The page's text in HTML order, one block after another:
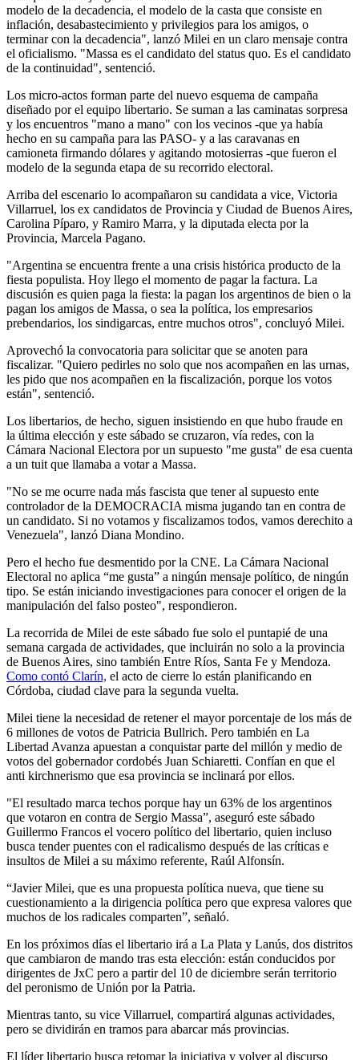
modelo de la decadencia, el modelo de la casta que consiste en
inflación, desabastecimiento y privilegios para los amigos, o
terminar con la decadencia", lanzó Milei en un claro mensaje contra
el oficialismo. "Massa es el candidato del status quo. Es el candidato
de la continuidad", sentenció.
Los micro-actos forman parte del nuevo esquema de campaña
diseñado por el equipo libertario. Se suman a las caminatas sorpresa
y los encuentros "mano a mano" con los vecinos -que ya había
hecho en su campaña para las PASO- y a las caravanas en
camioneta firmando dólares y agitando motosierras -que fueron el
modelo de la segunda etapa de su recorrido electoral.
Arriba del escenario lo acompañaron su candidata a vice, Victoria
Villarruel, los ex candidatos de Provincia y Ciudad de Buenos Aires,
Carolina Píparo, y Ramiro Marra, y la diputada electa por la
Provincia, Marcela Pagano.
"Argentina se encuentra frente a una crisis histórica producto de la
fiesta populista. Hoy llego el momento de pagar la factura. La
discusión es quien paga la fiesta: la pagan los argentinos de bien o la
pagan los amigos de Massa, o sea la política, los empresarios
prebendarios, los sindigarcas, entre muchos otros", concluyó Milei.
Aprovechó la convocatoria para solicitar que se anoten para
fiscalizar. "Quiero pedirles no solo que nos acompañen en las urnas,
les pido que nos acompañen en la fiscalización, porque los votos
están", sentenció.
Los libertarios, de hecho, siguen insistiendo en que hubo fraude en
la última elección y este sábado se cruzaron, vía redes, con la
Cámara Nacional Electora por un supuesto "me gusta" de esa cuenta
a un tuit que llamaba a votar a Massa.
"No se me ocurre nada más fascista que tener al supuesto ente
controlador de la DEMOCRACIA misma jugando tan en contra de
un candidato. Si no votamos y fiscalizamos todos, vamos derechito a
Venezuela", lanzó Diana Mondino.
Pero el hecho fue desmentido por la CNE. La Cámara Nacional
Electoral no aplica “me gusta” a ningún mensaje político, de ningún
tipo. Se están iniciando investigaciones para conocer el origen de la
manipulación del falso posteo", respondieron.
La recorrida de Milei de este sábado fue solo el puntapié de una
semana cargada de actividades, que incluirán no solo a la provincia
de Buenos Aires, sino también Entre Ríos, Santa Fe y Mendoza.
Como contó Clarín, el acto de cierre lo están planificando en
Córdoba, ciudad clave para la segunda vuelta.
Milei tiene la necesidad de retener el mayor porcentaje de los más de
6 millones de votos de Patricia Bullrich. Pero también en La
Libertad Avanza apuestan a conquistar parte del millón y medio de
votos del gobernador cordobés Juan Schiaretti. Confían en que el
anti kirchnerismo que esa provincia se inclinará por ellos.
"El resultado marca techos porque hay un 63% de los argentinos
que votaron en contra de Sergio Massa”, aseguró este sábado
Guillermo Francos el vocero político del libertario, quien incluso
busca tender puentes con el radicalismo después de las críticas e
insultos de Milei a su máximo referente, Raúl Alfonsín.
“Javier Milei, que es una propuesta política nueva, que tiene su
cuestionamiento a la dirigencia política pero que expresa valores que
muchos de los radicales comparten”, señaló.
En los próximos días el libertario irá a La Plata y Lanús, dos distritos
que cambiaron de mando tras esta elección: están conducidos por
dirigentes de JxC pero a partir del 10 de diciembre serán territorio
del peronismo de Unión por la Patria.
Mientras tanto, su vice Villarruel, compartirá algunas actividades,
pero se dividirán en tramos para abarcar más provincias.
El líder libertario busca retomar la iniciativa y volver al discurso